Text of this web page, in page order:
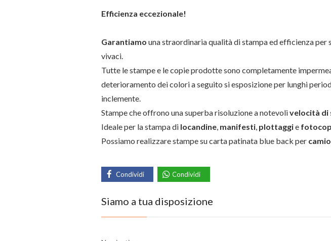
Efficienza eccezionale!
Garantiamo una straordinaria qualità di stampa ed efficienza
vivaci.
Tutte le stampe e le copie prodotte sono completamente
deterioramento dei colori a seguito si esposizione per lunghi
inclemente.
Stampe che offrono una superba risoluzione a notevolivelocità di
Ideale per la stampa di locandine, manifesti, plottaggie
Possiamo realizzare stampe su carta patinata blue back per
Condividi Condividi
Siamo a tua disposizione